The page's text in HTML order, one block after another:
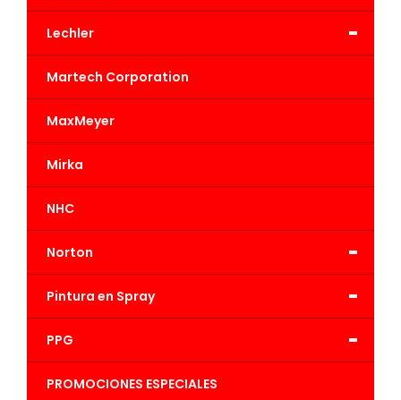
-
Lechler
Martech Corporation
MaxMeyer
Mirka
NHC
-
Norton
-
Pintura en Spray
-
PPG
PROMOCIONES ESPECIALES